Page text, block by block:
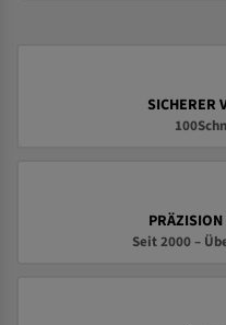
SICHERER
Seit 2000 –